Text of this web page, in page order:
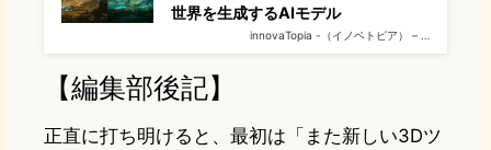
世界を生成するAIモデル
innovaTopia -（イノベトピア） – …
【編集部後記】
正直に打ち明けると、最初は「また新しい3Dツ